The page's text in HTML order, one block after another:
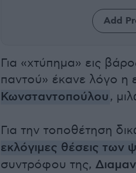
Add
Για «χτύπημα» εις
παντού» έκανε λόγο η
Κωνσταντοπούλου,
Για την τοποθέτηση
εκλόγιμες θέσεις των
συντρόφου της,